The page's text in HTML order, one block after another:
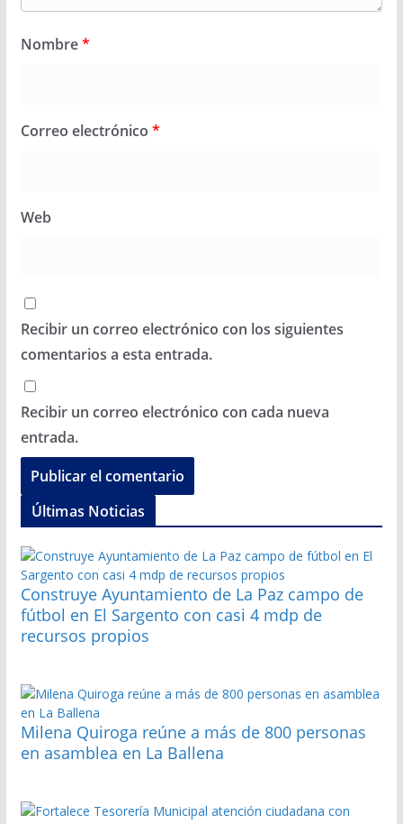
Nombre*
Correo electrónico *
Web
Recibir un correo electrónico con los siguientes
comentarios a esta entrada.
Recibir un correo electrónico con cada nueva
entrada.
Últimas Noticias
Construye Ayuntamiento de La Paz campo de
fútbol en El Sargento con casi 4 mdp de
recursos propios
Milena Quiroga reúne a más de 800 personas
en asamblea en La Ballena